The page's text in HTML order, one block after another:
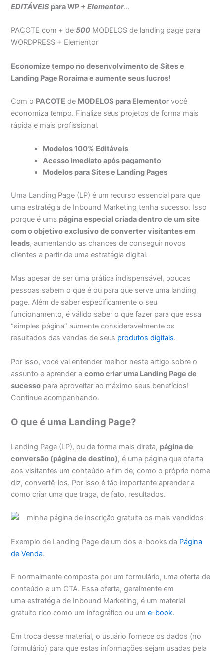
EDITÁVEIS para WP +Elementor…
PACOTE com + de500 MODELOS de landing page para
WORDPRESS + Elementor
Economize tempo no desenvolvimento de Sites e
Landing Page Roraima e aumente seus lucros!
Com o PACOTE de MODELOS para Elementor você
economiza tempo. Finalize seus projetos de forma mais
rápida e mais profissional.
Modelos 100% Editáveis
Acesso imediato após pagamento
Modelos para Sites e Landing Pages
Uma Landing Page (LP) é um recurso essencial para que
uma estratégia de Inbound Marketing tenha sucesso. Isso
porque é uma página especial criada dentro de um site
com o objetivo exclusivo de converter visitantes em
leads, aumentando as chances de conseguir novos
clientes a partir de uma estratégia digital.
Mas apesar de ser uma prática indispensável, poucas
pessoas sabem o que é ou para que serve uma landing
page. Além de saber especificamente o seu
funcionamento, é válido saber o que fazer para que essa
“simples página” aumente consideravelmente os
resultados das vendas de seus produtos digitais.
Por isso, você vai entender melhor neste artigo sobre o
assunto e aprender acomo criar uma Landing Page de
sucesso para aproveitar ao máximo seus benefícios!
Continue acompanhando.
O que é uma Landing Page?
Landing Page (LP), ou de forma mais direta, página de
conversão (página de destino), é uma página que oferta
aos visitantes um conteúdo a fim de, como o próprio nome
diz, convertê-los. Por isso é tão importante aprender a
como criar uma que traga, de fato, resultados.
Exemplo de Landing Page de um dos e-books da Página
de Venda.
É normalmente composta por um formulário, uma oferta de
conteúdo e um CTA. Essa oferta, geralmente em
uma estratégia de Inbound Marketing, é um material
gratuito rico como um infográfico ou ume-book.
Em troca desse material, o usuário fornece os dados (no
formulário) para que estas informações sejam usadas pela